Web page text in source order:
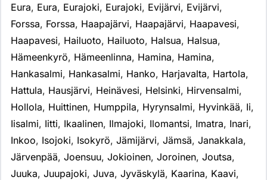
Eura, Eura, Eurajoki, Eurajoki, Evijärvi, Evijärvi,
Forssa, Forssa, Haapajärvi, Haapajärvi, Haapavesi,
Haapavesi, Hailuoto, Hailuoto, Halsua, Halsua,
Hämeenkyrö, Hämeenlinna, Hamina, Hamina,
Hankasalmi, Hankasalmi, Hanko, Harjavalta, Hartola,
Hattula, Hausjärvi, Heinävesi, Helsinki, Hirvensalmi,
Hollola, Huittinen, Humppila, Hyrynsalmi, Hyvinkää, Ii,
Iisalmi, Iitti, Ikaalinen, Ilmajoki, Ilomantsi, Imatra, Inari,
Inkoo, Isojoki, Isokyrö, Jämijärvi, Jämsä, Janakkala,
Järvenpää, Joensuu, Jokioinen, Joroinen, Joutsa,
Juuka, Juupajoki, Juva, Jyväskylä, Kaarina, Kaavi,